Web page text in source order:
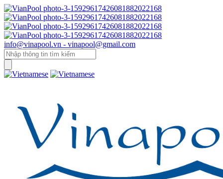
info@vinapool.vn - vinapool@gmail.com